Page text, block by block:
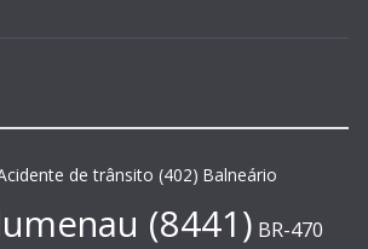
de trânsito (402) Balneário
(8441) BR-470